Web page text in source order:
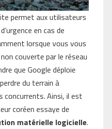
permet aux utilisateurs
en cas de
lorsque vous vous
couverte par le réseau
que Google déploie
du terrain à
concurrents. Ainsi, il est
coréen essaye de
matérielle logicielle.